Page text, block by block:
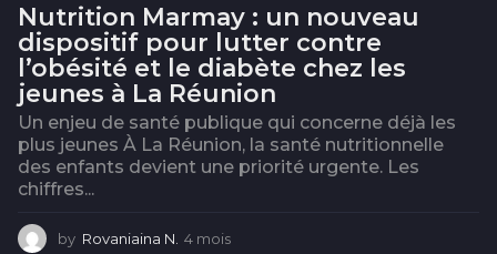
Nutrition Marmay : un nouveau
dispositif pour lutter contre
l’obésité et le diabète chez les
jeunes à La Réunion
Un enjeu de santé publique qui concerne déjà les
plus jeunes À La Réunion, la santé nutritionnelle
des enfants devient une priorité urgente. Les
chiffres...
by Rovaniaina N. 4 mois